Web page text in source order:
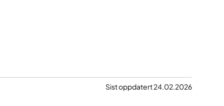
Sist oppdatert 24.02.2026